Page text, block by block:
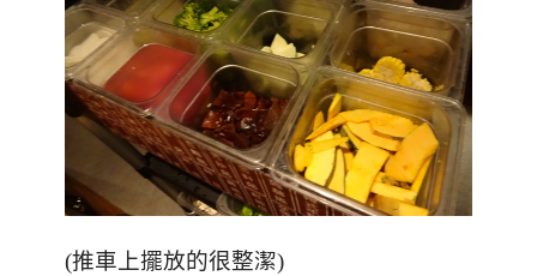
(推車上擺放的很整潔)